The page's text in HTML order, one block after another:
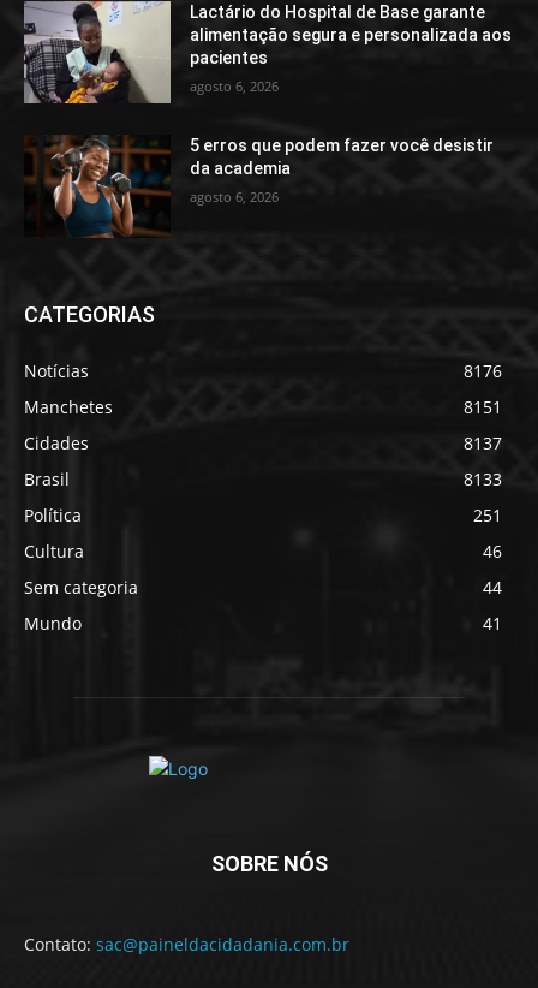
Lactário do Hospital de Base garante
alimentação segura e personalizada aos
pacientes
agosto 6, 2026
5 erros que podem fazer você desistir
da academia
agosto 6, 2026
CATEGORIAS
Notícias
8176
Manchetes
8151
Cidades
8137
Brasil
8133
Política
251
Cultura
46
Sem categoria
44
Mundo
41
SOBRE NÓS
Contato: sac@paineldacidadania.com.br